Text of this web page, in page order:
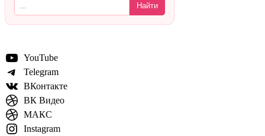
Найти
YouTube
Telegram
ВКонтакте
ВК Видео
МАКС
Instagram